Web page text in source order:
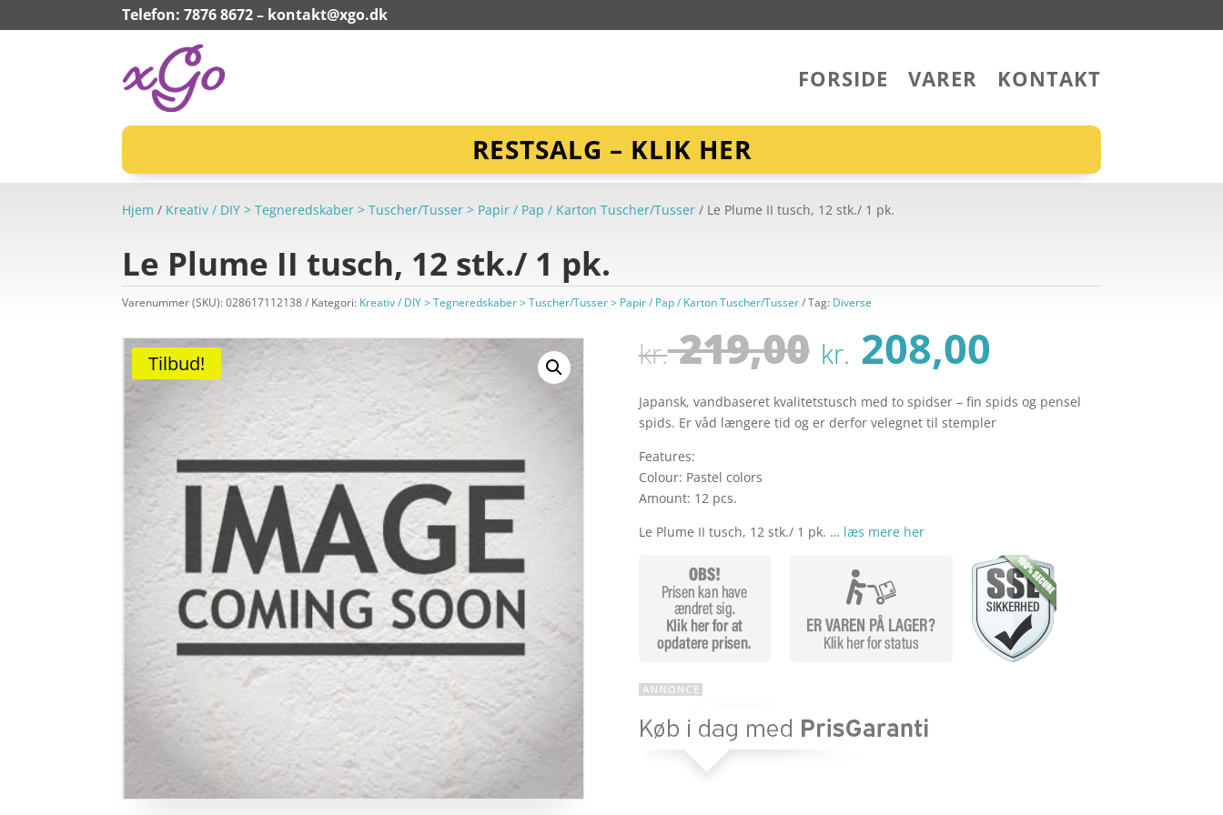
Telefon: 7876 8672 – kontakt@xgo.dk
FORSIDE VARER KONTAKT
RESTSALG – KLIK HER
Hjem / Kreativ / DIY > Tegneredskaber > Tuscher/Tusser > Papir / Pap / Karton Tuscher/Tusser / Le Plume II tusch, 12 stk./ 1 pk.
Le Plume II tusch, 12 stk./ 1 pk.
Varenummer (SKU):028617112138 Kategori: Kreativ / DIY > Tegneredskaber > Tuscher/Tusser > Papir / Pap / Karton Tuscher/Tusser Tag: Diverse
Tilbud! kr.219,00 Den
oprindelige
pris
var:
kr. 219,00.
kr. 208,00
pris
er:
kr. 208,00.
Japansk, vandbaseret kvalitetstusch med to spidser – fin spids og pensel
spids. Er våd længere tid og er derfor velegnet til stempler
Features:
Colour: Pastel colors
Amount: 12 pcs.
Le Plume II tusch, 12 stk./ 1 pk. … læs mere her